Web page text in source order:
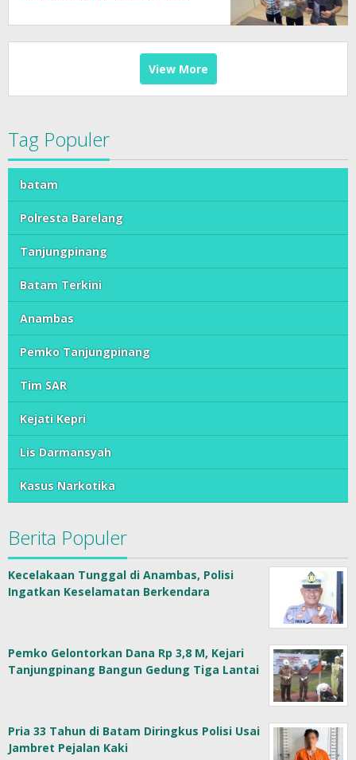
View More
Tag Populer
batam
Polresta Barelang
Tanjungpinang
Batam Terkini
Anambas
Pemko Tanjungpinang
Tim SAR
Kejati Kepri
Lis Darmansyah
Kasus Narkotika
Berita Populer
Kecelakaan Tunggal di Anambas, Polisi
Ingatkan Keselamatan Berkendara
Pemko Gelontorkan Dana Rp 3,8 M, Kejari
Tanjungpinang Bangun Gedung Tiga Lantai
Pria 33 Tahun di Batam Diringkus Polisi Usai
Jambret Pejalan Kaki